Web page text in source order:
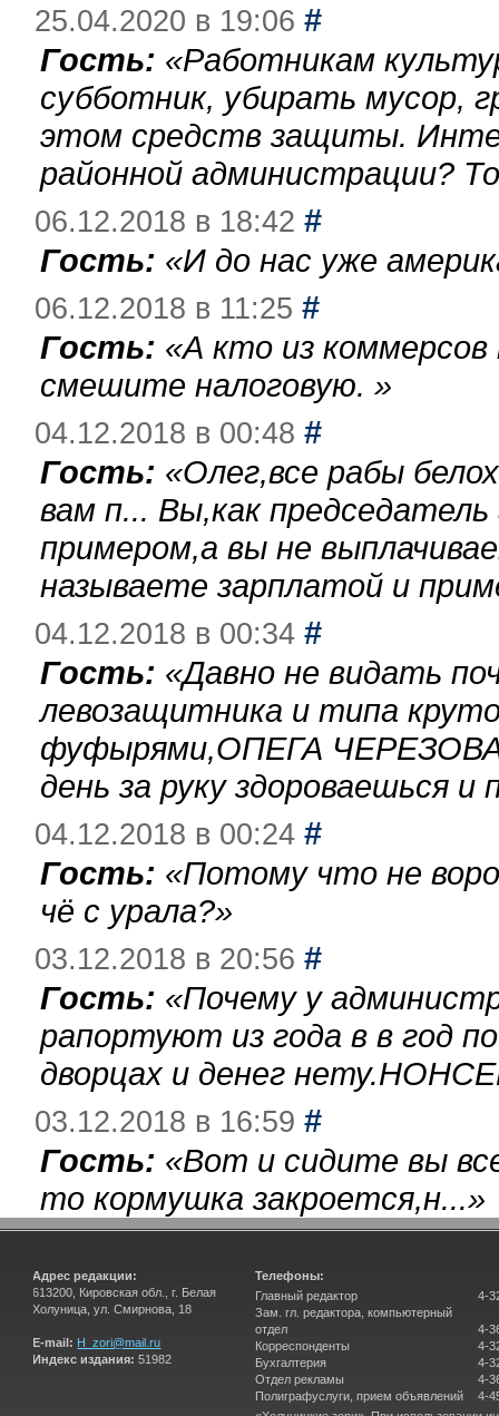
25.04.2020 в 19:06 #
Гость: «Работникам
субботник, убирать мусор,
этом средств защиты.
районной администрации?
06.12.2018 в 18:42 #
Гость: «И до нас уже
06.12.2018 в 11:25 #
Гость: «А кто из
смешите налоговую. »
04.12.2018 в 00:48 #
Гость: «Олег,все рабы
вам п... Вы,как
примером,а вы не
называете зарплатой и
04.12.2018 в 00:34 #
Гость: «Давно не видать
левозащитника и типа
фуфырями,ОПЕГА
день за руку здороваешься
04.12.2018 в 00:24 #
Гость: «Потому что не
чё с урала?»
03.12.2018 в 20:56 #
Гость: «Почему у
рапортуют из года в в год
дворцах и денег
03.12.2018 в 16:59 #
Гость: «Вот и сидите вы
то кормушка закроется,н...»
Адрес редакции:
613200, Кировская обл., г. Белая
Холуница, ул. Смирнова, 18
E-mail: H_zori@mail.ru
Индекс издания: 51982
Телефоны:
Главный редактор
Зам. гл. редактора, компьютерный
отдел
Корреспонденты
Бухгалтерия
Отдел рекламы
Полиграфуслуги, прием объявлений
4-
4-
4-
4-
4-
4-